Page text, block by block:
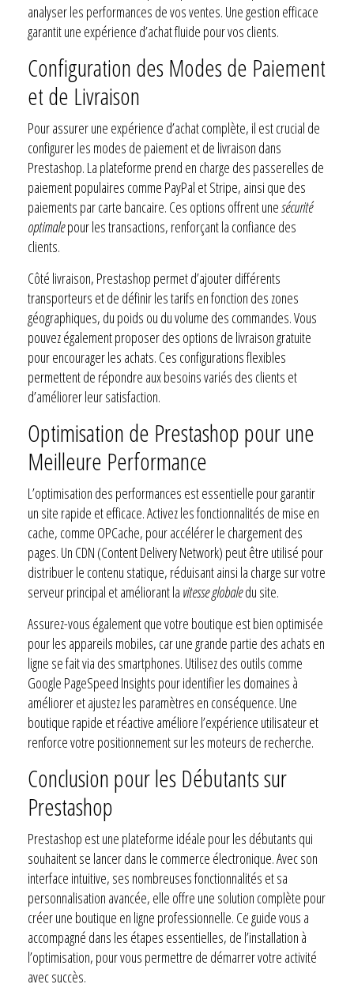
analyser les performances de vos ventes. Une gestion efficace
garantit une expérience d’achat fluide pour vos clients.
Configuration des Modes de Paiement
et de Livraison
Pour assurer une expérience d’achat complète, il est crucial de
configurer les modes de paiement et de livraison dans
Prestashop. La plateforme prend en charge des passerelles de
paiement populaires comme PayPal et Stripe, ainsi que des
paiements par carte bancaire. Ces options offrent unesécurité
optimalepour les transactions, renforçant la confiance des
clients.
Côté livraison, Prestashop permet d’ajouter différents
transporteurs et de définir les tarifs en fonction des zones
géographiques, du poids ou du volume des commandes. Vous
pouvez également proposer des options de livraison gratuite
pour encourager les achats. Ces configurations flexibles
permettent de répondre aux besoins variés des clients et
d’améliorer leur satisfaction.
Optimisation de Prestashop pour une
Meilleure Performance
L’optimisation des performances est essentielle pour garantir
un site rapide et efficace. Activez les fonctionnalités de mise en
cache, comme OPCache, pour accélérer le chargement des
pages. Un CDN (Content Delivery Network) peut être utilisé pour
distribuer le contenu statique, réduisant ainsi la charge sur votre
serveur principal et améliorant la vitesse globaledu site.
Assurez-vous également que votre boutique est bien optimisée
pour les appareils mobiles, car une grande partie des achats en
ligne se fait via des smartphones. Utilisez des outils comme
Google PageSpeed Insights pour identifier les domaines à
améliorer et ajustez les paramètres en conséquence. Une
boutique rapide et réactive améliore l’expérience utilisateur et
renforce votre positionnement sur les moteurs de recherche.
Conclusion pour les Débutants sur
Prestashop
Prestashop est une plateforme idéale pour les débutants qui
souhaitent se lancer dans le commerce électronique. Avec son
interface intuitive, ses nombreuses fonctionnalités et sa
personnalisation avancée, elle offre une solution complète pour
créer une boutique en ligne professionnelle. Ce guide vous a
accompagné dans les étapes essentielles, de l’installation à
l’optimisation, pour vous permettre de démarrer votre activité
avec succès.